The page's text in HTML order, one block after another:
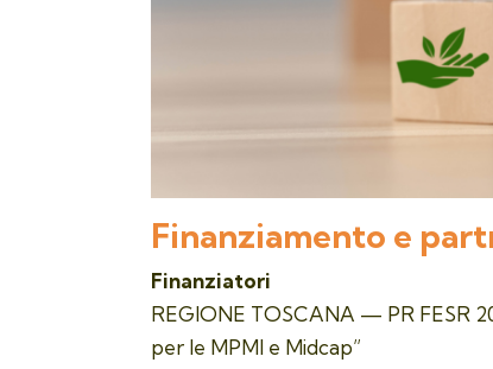
Finanziamento e
Finanziatori
REGIONE TOSCANA — PR FESR
per le MPMI e Midcap”